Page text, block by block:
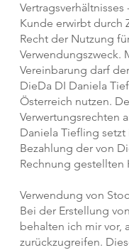
Kunde erwirbt durch
Recht der Nutzung
Verwendungszweck.
Vereinbarung darf
DieDa DI Daniela
Österreich nutzen.
Verwertungsrechten
Daniela Tiefling
Bezahlung der von
Rechnung gestellten
Verwendung von
Bei der Erstellung
behalten ich mir vor,
zurückzugreifen.